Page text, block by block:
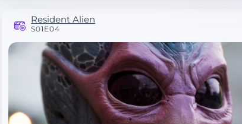
Resident Alien
S01E04